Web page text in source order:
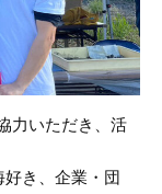
力いただき、活
き、企業・団